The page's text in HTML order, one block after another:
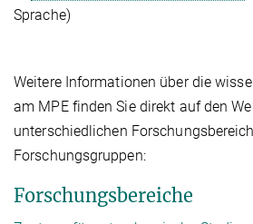
Sprache)
Weitere Informationen über die
am MPE finden Sie direkt auf den
unterschiedlichen
Forschungsgruppen:
Forschungsbereiche